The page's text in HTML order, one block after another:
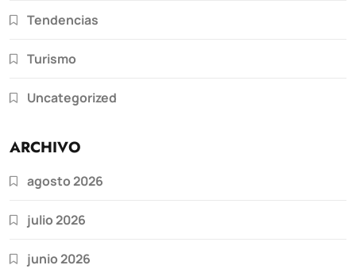
Tendencias
Turismo
Uncategorized
ARCHIVO
agosto 2026
julio 2026
junio 2026